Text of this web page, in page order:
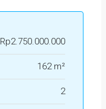
Rp2.750.000.000
162 m²
2